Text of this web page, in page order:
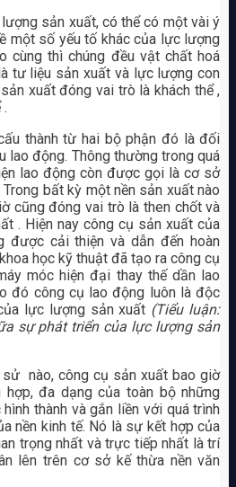
sản xuất, có thể có một vài ý
một số yếu tố khác của lực lượng
cùng thì chúng đều vật chất hoá
tư liệu sản xuất và lực lượng con
xuất đóng vai trò là khách thể ,
thành từ hai bộ phận đó là đối
lao động. Thông thường trong quá
lao động còn được gọi là cơ sở
bất kỳ một nền sản xuất nào
cũng đóng vai trò là then chốt và
. Hiện nay công cụ sản xuất của
được cải thiện và dẫn đến hoàn
học kỹ thuật đã tạo ra công cụ
móc hiện đại thay thế dần lao
đó công cụ lao động luôn là độc
lực lượng sản xuất (Tiểu luận:
sự phát triển của lực lượng sản
nào, công cụ sản xuất bao giờ
đa dạng của toàn bộ những
thành và gắn liền với quá trình
nền kinh tế. Nó là sự kết hợp của
trọng nhất và trực tiếp nhất là trí
lên trên cơ sở kế thừa nền văn